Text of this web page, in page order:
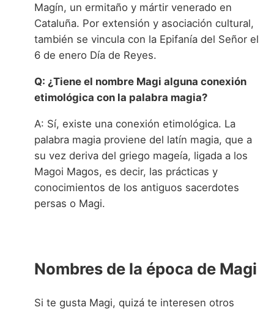
Magín, un ermitaño y mártir venerado en
Cataluña. Por extensión y asociación cultural,
también se vincula con la Epifanía del Señor el
6 de enero Día de Reyes.
Q: ¿Tiene el nombre Magi alguna conexión
etimológica con la palabra magia?
A: Sí, existe una conexión etimológica. La
palabra magia proviene del latín magia, que a
su vez deriva del griego mageía, ligada a los
Magoi Magos, es decir, las prácticas y
conocimientos de los antiguos sacerdotes
persas o Magi.
Nombres de la época de Magi
Si te gusta Magi, quizá te interesen otros